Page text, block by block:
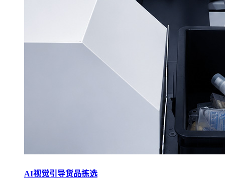
AI视觉引导货品拣选